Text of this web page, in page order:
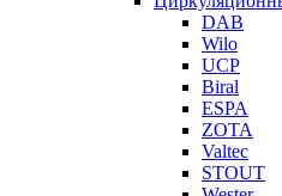
DAB
Wilo
UCP
Biral
ESPA
ZOTA
Valtec
STOUT